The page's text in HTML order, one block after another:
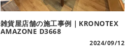
雑貨屋店舗の施工事例｜KRONOTEX
AMAZONE D3668
2024/09/12